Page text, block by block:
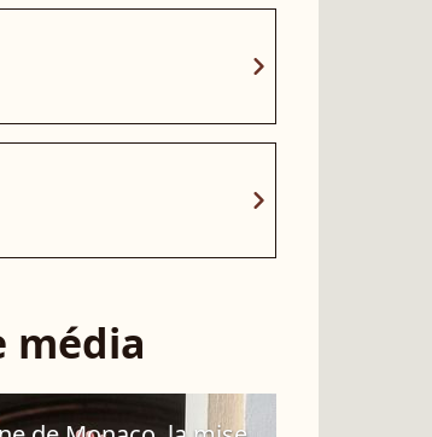
chevron_right
chevron_right
média